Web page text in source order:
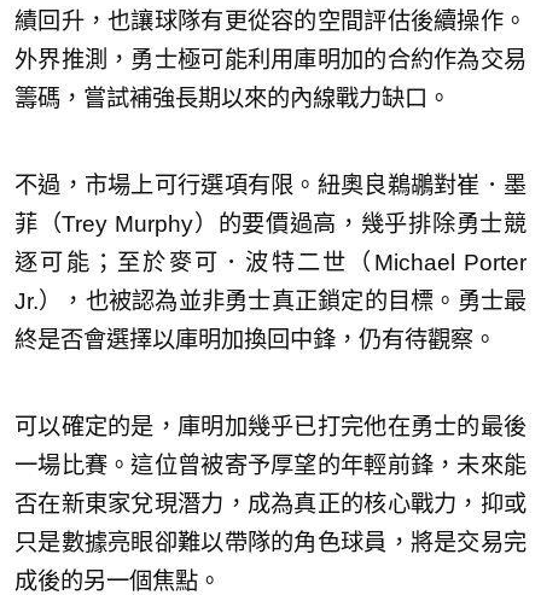
績回升，也讓球隊有更從容的空間評估後續操作。
外界推測，勇士極可能利用庫明加的合約作為交易
籌碼，嘗試補強長期以來的內線戰力缺口。
不過，市場上可行選項有限。紐奧良鵜鶘對崔．墨
菲（Trey Murphy）的要價過高，幾乎排除勇士競
逐可能；至於麥可．波特二世（Michael Porter
Jr.），也被認為並非勇士真正鎖定的目標。勇士最
終是否會選擇以庫明加換回中鋒，仍有待觀察。
可以確定的是，庫明加幾乎已打完他在勇士的最後
一場比賽。這位曾被寄予厚望的年輕前鋒，未來能
否在新東家兌現潛力，成為真正的核心戰力，抑或
只是數據亮眼卻難以帶隊的角色球員，將是交易完
成後的另一個焦點。